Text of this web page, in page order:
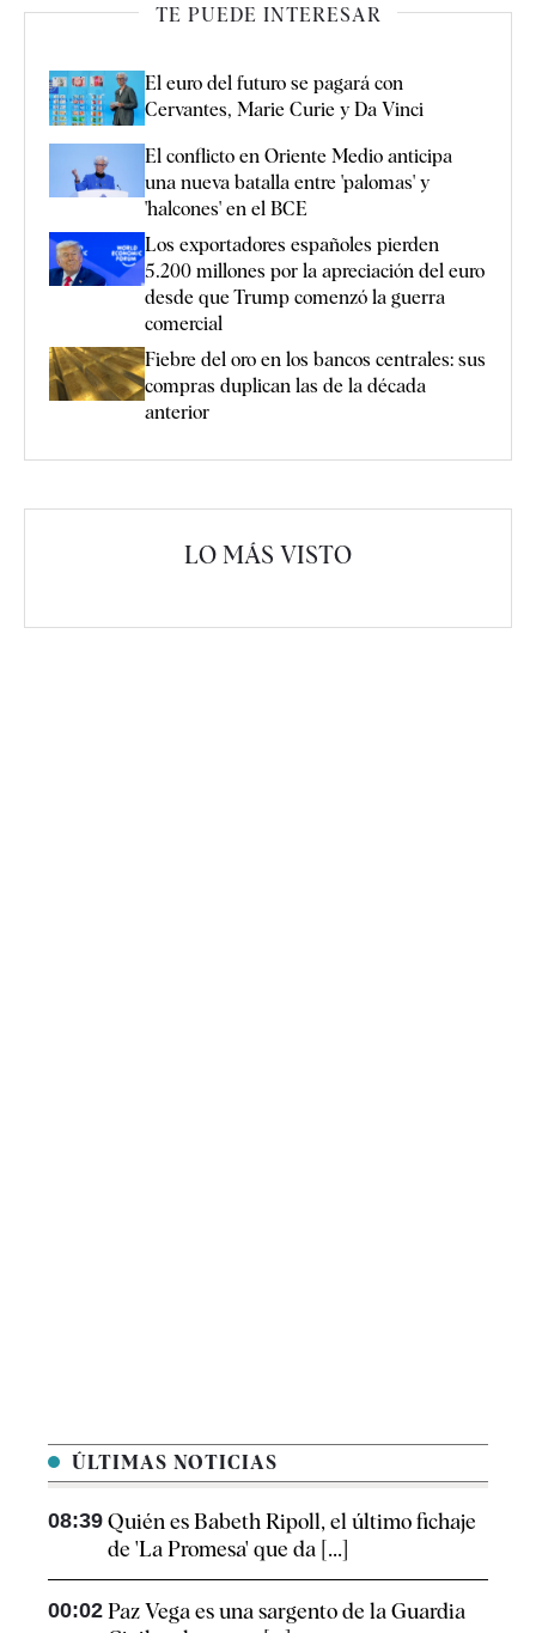
TE PUEDE INTERESAR
El euro del futuro se pagará con
Cervantes, Marie Curie y Da Vinci
El conflicto en Oriente Medio anticipa
una nueva batalla entre 'palomas' y
'halcones' en el BCE
Los exportadores españoles pierden
5.200 millones por la apreciación del euro
desde que Trump comenzó la guerra
comercial
Fiebre del oro en los bancos centrales: sus
compras duplican las de la década
anterior
LO MÁS VISTO
ÚLTIMAS NOTICIAS
08:39 Quién es Babeth Ripoll, el último fichaje
de 'La Promesa' que da [...]
00:02 Paz Vega es una sargento de la Guardia